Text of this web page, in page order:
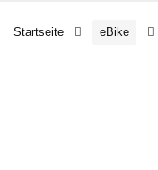
Startseite eBike